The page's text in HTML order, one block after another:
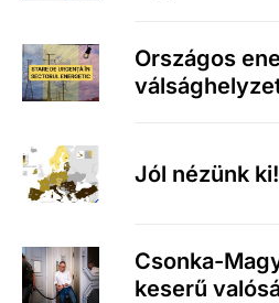
Országos
Jól nézünk ki!
Csonka-
keserű